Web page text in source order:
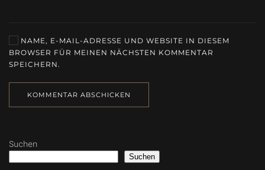
NAME, E-MAIL-ADRESSE UND WEBSITE IN DIESEM
BROWSER FÜR MEINEN NÄCHSTEN KOMMENTAR
SPEICHERN.
KOMMENTAR ABSCHICKEN
Suchen
Suchen